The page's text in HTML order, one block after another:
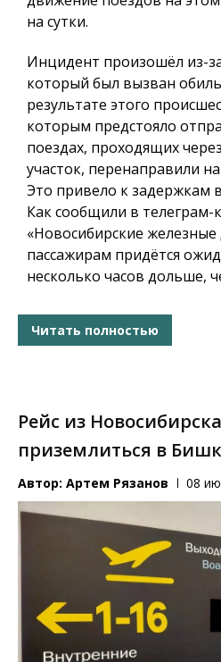
на сутки.
Инцидент произошёл из-
который был вызван
результате этого
которым предстояло
поездах, проходящих
участок, перенаправили
Это привело к задержкам
Как сообщили в телеграм-
«Новосибирские
пассажирам придётся
несколько часов дольше,
Читать полностью
Рейс из
приземлиться в
Автор: Артем Рязанов 08